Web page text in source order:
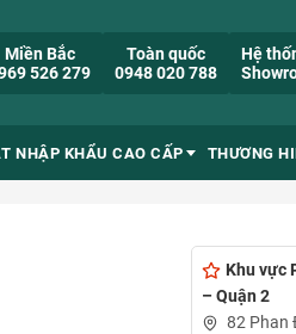
Miền Bắc
526 279
Toàn quốc
0948 020 788
Hệ
NHẬP KHẨU CAO CẤP THƯƠNG
Khu vực
– Quận 2
82 Phan